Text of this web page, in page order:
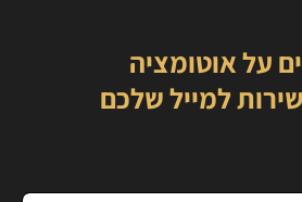
על אוטומציה